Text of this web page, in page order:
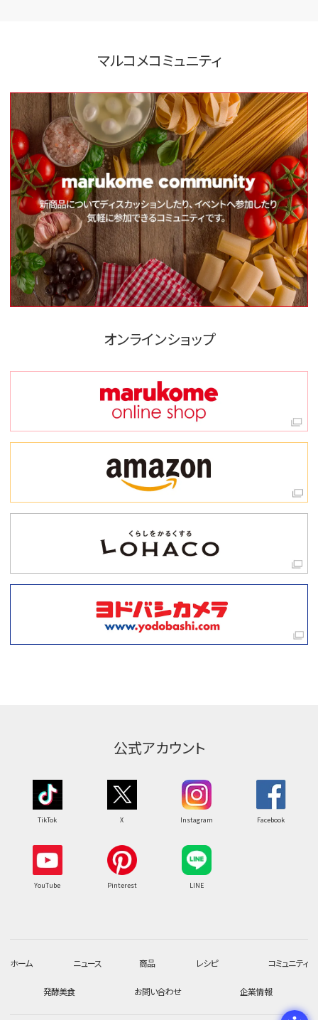
マルコメコミュニティ
オンラインショップ
公式アカウント
TikTok X Instagram Facebook
YouTube Pinterest LINE
ホーム ニュース 商品 レシピ コミュニティ
発酵美食 お問い合わせ 企業情報